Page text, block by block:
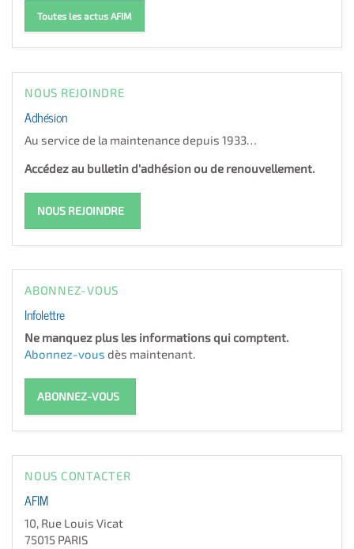
Toutes les actus AFIM
NOUS REJOINDRE
Adhésion
Au service de la maintenance depuis 1933…
Accédez au bulletin d'adhésion ou de renouvellement.
NOUS REJOINDRE
ABONNEZ-VOUS
Infolettre
Ne manquez plus les informations qui comptent.
Abonnez-vous dès maintenant.
ABONNEZ-VOUS
NOUS CONTACTER
AFIM
10, Rue Louis Vicat
75015 PARIS